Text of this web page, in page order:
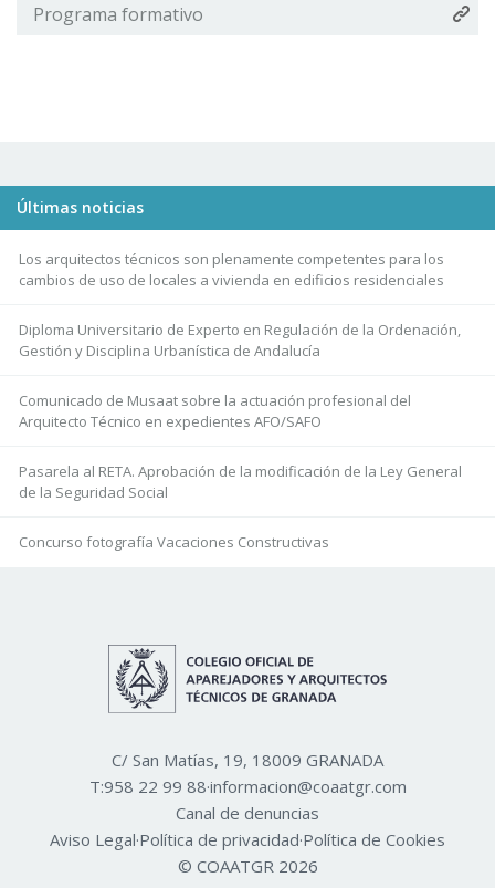
Programa formativo
Últimas noticias
Los arquitectos técnicos son plenamente competentes para los
cambios de uso de locales a vivienda en edificios residenciales
Diploma Universitario de Experto en Regulación de la Ordenación,
Gestión y Disciplina Urbanística de Andalucía
Comunicado de Musaat sobre la actuación profesional del
Arquitecto Técnico en expedientes AFO/SAFO
Pasarela al RETA. Aprobación de la modificación de la Ley General
de la Seguridad Social
Concurso fotografía Vacaciones Constructivas
C/ San Matías, 19, 18009 GRANADA
T:958 22 99 88·informacion@coaatgr.com
Canal de denuncias
Aviso Legal·Política de privacidad·Política de Cookies
© COAATGR 2026